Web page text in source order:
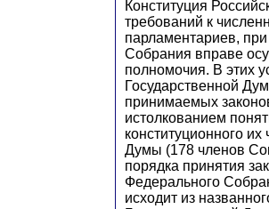
Конституция
требований к
парламентариев,
Собрания вправе
полномочия. В этих
Государственной
принимаемых
истолкованием
конституционного
Думы (178 членов
порядка принятия
Федерального
исходит из